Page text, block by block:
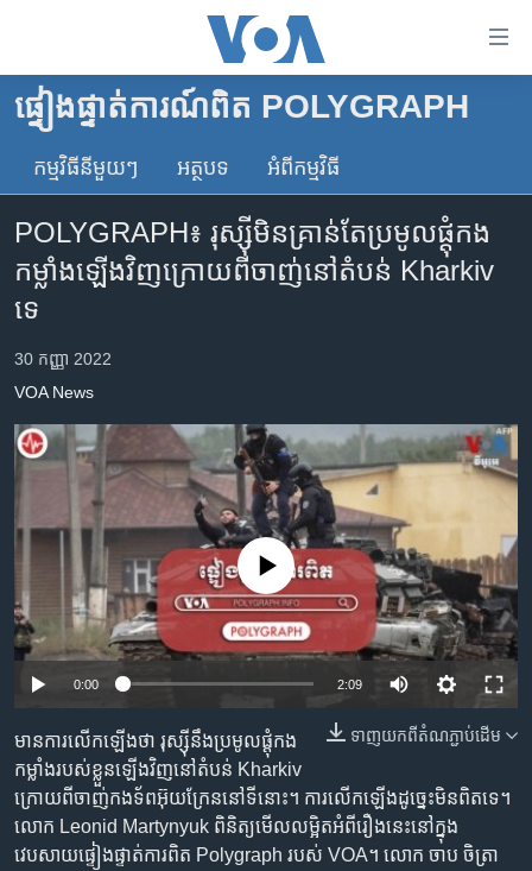
គេហទំព័រ​
ទាក់ទង
និង​
ចូល​
ទំព័រ​
ព័ត៌មាន​​
ម្តង
រំលង​
និង​
ចូល​
រចនា
រំលង​
និង​
ចូល​
កាន់​
ទំព័រ​
ស្វែង​
រក
កម្ពុជា
អន្តរជាតិ
ហេឡូវីអូអេ
ទូរទស្សន៍ / វីដេអូ​
វិទ្យុ / ផតខាសថ៍
កម្មវិធីទាំងអស់
Khmer English
បណ្តាញ​សង្គម
ភាសា
ផ្ទៀងផ្ទាត់ការណ៍ពិត POLYGRAPH
កម្មវិធី​នីមួយៗ អត្ថបទ​ អំពី​កម្មវិធី​
POLYGRAPH៖ រុស្ស៊ី​មិនគ្រាន់​តែ​ប្រមូល​ផ្ដុំ​កង
កម្លាំង​ឡើង​វិញ​ក្រោយ​ពី​ចាញ់​នៅ​តំបន់ Kharkiv
ទេ
30 កញ្ញា 2022
VOA News
No media source currently available
0:00 2:09
ទាញ​យក​ពី​តំណភ្ជាប់​ដើម
មាន​ការ​លើកឡើង​ថា រុស្ស៊ី​នឹង​ប្រមូលផ្ដុំ​កង
កម្លាំង​របស់​ខ្លួន​ឡើង​វិញ​នៅ​តំបន់ Kharkiv
ក្រោយ​ពី​ចាញ់​កងទ័ព​អ៊ុយក្រែន​នៅ​ទីនោះ។ ការ​លើកឡើង​ដូច្នេះ​មិនពិត​ទេ។
លោក Leonid Martynyuk ពិនិត្យ​មើល​លម្អិត​អំពី​រឿង​នេះ​នៅ​ក្នុង​
វេបសាយ​ផ្ទៀងផ្ទាត់​ការពិត Polygraph របស់ VOA​។ លោក ចាប ចិត្រា